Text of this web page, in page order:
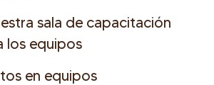
sala de capacitación
los equipos
en equipos